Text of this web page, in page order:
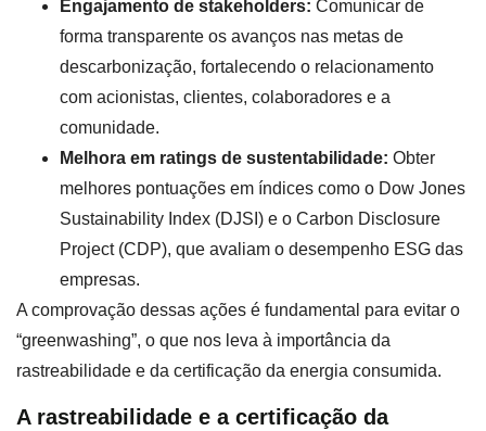
Engajamento de stakeholders: Comunicar de
forma transparente os avanços nas metas de
descarbonização, fortalecendo o relacionamento
com acionistas, clientes, colaboradores e a
comunidade.
Melhora em ratings de sustentabilidade: Obter
melhores pontuações em índices como o Dow Jones
Sustainability Index (DJSI) e o Carbon Disclosure
Project (CDP), que avaliam o desempenho ESG das
empresas.
A comprovação dessas ações é fundamental para evitar o
“greenwashing”, o que nos leva à importância da
rastreabilidade e da certificação da energia consumida.
A rastreabilidade e a certificação da